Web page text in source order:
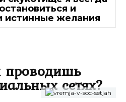
и
истинные желания
проводишь
сетях?